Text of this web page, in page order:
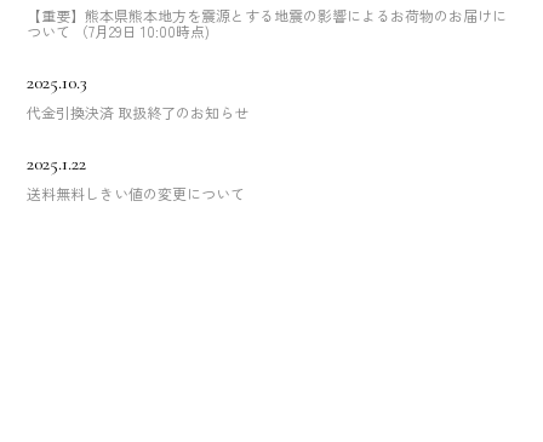
【重要】熊本県熊本地方を震源とする地震の影響によるお荷物のお届けに
ついて （7月29日 10:00時点)
2025.10.3
代金引換決済 取扱終了のお知らせ
2025.1.22
送料無料しきい値の変更について